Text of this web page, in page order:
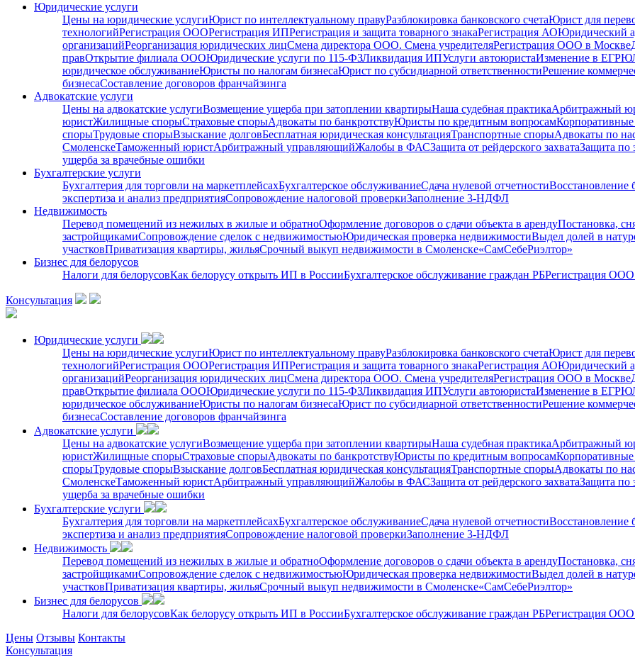
Юридические услуги
Цены на юридические услугиЮрист по интеллектуальному правуРазблокировка банковского счетаЮрист для
технологийРегистрация ОООРегистрация ИПРегистрация и защита товарного знакаРегистрация АОЮридический
организацийРеорганизация юридических лицСмена директора ООО. Смена учредителяРегистрация ООО в Москве
правОткрытие филиала ОООЮридические услуги по 115-ФЗЛиквидация ИПУслуги автоюристаИзменение в
юридическое обслуживаниеЮристы по налогам бизнесаЮрист по субсидиарной ответственностиРешение
бизнесаСоставление договоров франчайзинга
Адвокатские услуги
Цены на адвокатские услугиВозмещение ущерба при затоплении квартирыНаша судебная практикаАрбитражный
юристЖилищные спорыСтраховые спорыАдвокаты по банкротствуЮристы по кредитным вопросам
спорыТрудовые спорыВзыскание долговБесплатная юридическая консультацияТранспортные спорыАдвокаты по
СмоленскеТаможенный юристАрбитражный управляющийЖалобы в ФАСЗащита от рейдерского захватаЗащита по
ущерба за врачебные ошибки
Бухгалтерские услуги
Бухгалтерия для торговли на маркетплейсахБухгалтерское обслуживаниеСдача нулевой отчетностиВосстановление
экспертиза и анализ предприятияСопровождение налоговой проверкиЗаполнение 3-НДФЛ
Недвижимость
Перевод помещений из нежилых в жилые и обратноОформление договоров о сдачи объекта в арендуПостановка,
застройщикамиСопровождение сделок с недвижимостьюЮридическая проверка недвижимостиВыдел долей в
участковПриватизация квартиры, жильяСрочный выкуп недвижимости в Cмоленске«СамСебеРиэлтор»
Бизнес для белорусов
Налоги для белорусовКак белорусу открыть ИП в РоссииБухгалтерское обслуживание граждан РБРегистрация ООО
Консультация
Юридические услуги
Цены на юридические услугиЮрист по интеллектуальному правуРазблокировка банковского счетаЮрист для
технологийРегистрация ОООРегистрация ИПРегистрация и защита товарного знакаРегистрация АОЮридический
организацийРеорганизация юридических лицСмена директора ООО. Смена учредителяРегистрация ООО в Москве
правОткрытие филиала ОООЮридические услуги по 115-ФЗЛиквидация ИПУслуги автоюристаИзменение в
юридическое обслуживаниеЮристы по налогам бизнесаЮрист по субсидиарной ответственностиРешение
бизнесаСоставление договоров франчайзинга
Адвокатские услуги
Цены на адвокатские услугиВозмещение ущерба при затоплении квартирыНаша судебная практикаАрбитражный
юристЖилищные спорыСтраховые спорыАдвокаты по банкротствуЮристы по кредитным вопросам
спорыТрудовые спорыВзыскание долговБесплатная юридическая консультацияТранспортные спорыАдвокаты по
СмоленскеТаможенный юристАрбитражный управляющийЖалобы в ФАСЗащита от рейдерского захватаЗащита по
ущерба за врачебные ошибки
Бухгалтерские услуги
Бухгалтерия для торговли на маркетплейсахБухгалтерское обслуживаниеСдача нулевой отчетностиВосстановление
экспертиза и анализ предприятияСопровождение налоговой проверкиЗаполнение 3-НДФЛ
Недвижимость
Перевод помещений из нежилых в жилые и обратноОформление договоров о сдачи объекта в арендуПостановка,
застройщикамиСопровождение сделок с недвижимостьюЮридическая проверка недвижимостиВыдел долей в
участковПриватизация квартиры, жильяСрочный выкуп недвижимости в Cмоленске«СамСебеРиэлтор»
Бизнес для белорусов
Налоги для белорусовКак белорусу открыть ИП в РоссииБухгалтерское обслуживание граждан РБРегистрация ООО
Цены Отзывы Контакты
Консультация